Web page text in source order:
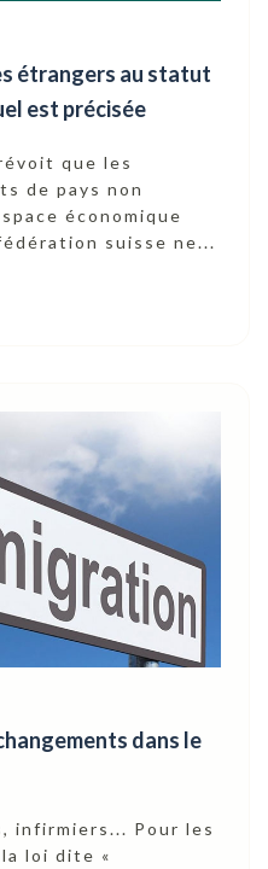
étrangers au statut
est précisée
que les
de pays non
économique
suisse ne...
dans le
infirmiers... Pour les
loi dite «